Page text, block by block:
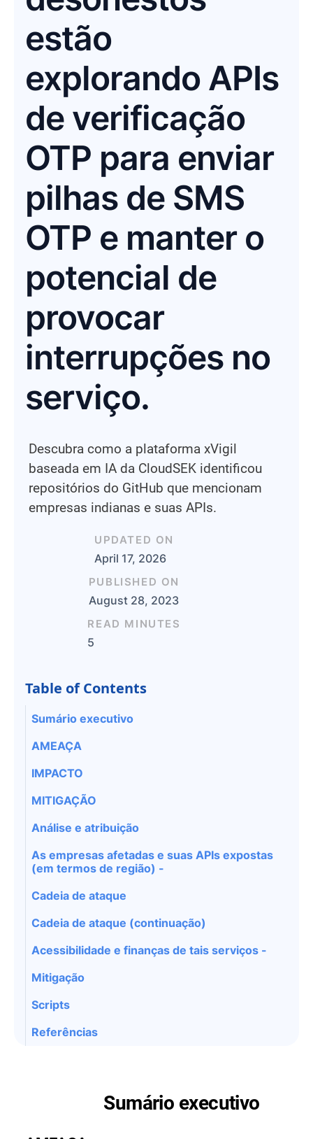
estão
explorando APIs
de verificação
OTP para enviar
pilhas de SMS
OTP e manter o
potencial de
provocar
interrupções no
serviço.
Descubra como a plataforma xVigil
baseada em IA da CloudSEK identificou
repositórios do GitHub que mencionam
empresas indianas e suas APIs.
UPDATED ON
April 17, 2026
PUBLISHED ON
August 28, 2023
READ MINUTES
5
Table of Contents
Sumário executivo
AMEAÇA
IMPACTO
MITIGAÇÃO
Análise e atribuição
As empresas afetadas e suas APIs expostas
(em termos de região) -
Cadeia de ataque
Cadeia de ataque (continuação)
Acessibilidade e finanças de tais serviços -
Mitigação
Scripts
Referências
Sumário executivo